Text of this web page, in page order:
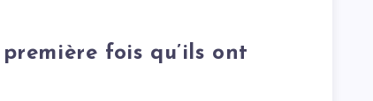
fois qu’ils ont